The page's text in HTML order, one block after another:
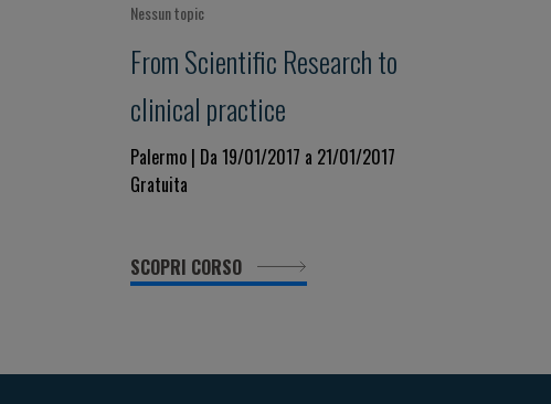
Nessun topic
From Scientific Research to
clinical practice
Palermo | Da 19/01/2017 a 21/01/2017
Gratuita
SCOPRI CORSO